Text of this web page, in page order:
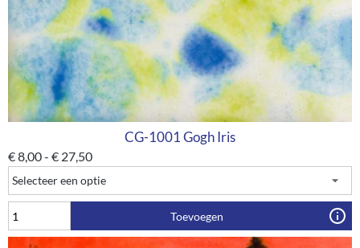
CG-1001 Gogh Iris
€8,00- € 27,50
Toevoegen